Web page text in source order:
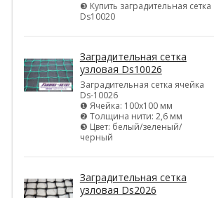
❸ Купить заградительная сетка
Ds10020
Заградительная сетка
узловая Ds10026
Заградительная сетка ячейка
Ds-10026
❶ Ячейка: 100х100 мм
❷ Толщина нити: 2,6 мм
❸ Цвет: белый/зеленый/
черный
Заградительная сетка
узловая Ds2026